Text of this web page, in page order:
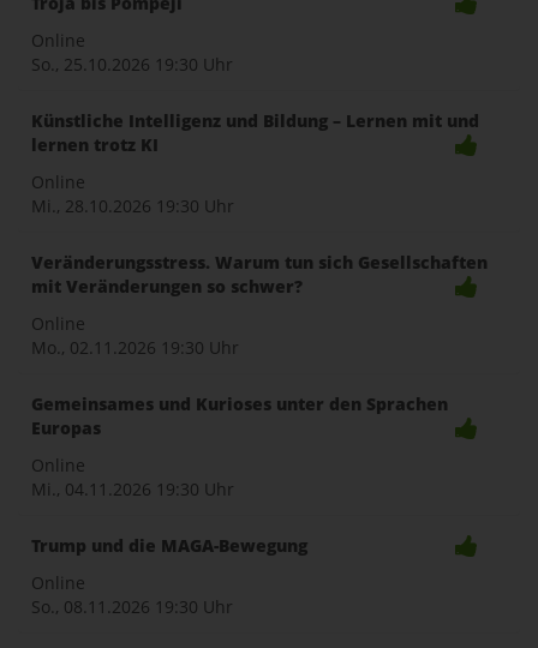
Online
So., 25.10.2026 19:30 Uhr
Künstliche Intelligenz und Bildung – Lernen mit und
lernen trotz KI
Online
Mi., 28.10.2026 19:30 Uhr
Veränderungsstress. Warum tun sich Gesellschaften
mit Veränderungen so schwer?
Online
Mo., 02.11.2026 19:30 Uhr
Gemeinsames und Kurioses unter den Sprachen
Europas
Online
Mi., 04.11.2026 19:30 Uhr
Trump und die MAGA-Bewegung
Online
So., 08.11.2026 19:30 Uhr